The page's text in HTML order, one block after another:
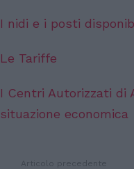
I nidi e i posti
Le Tariffe
I Centri Autorizzati di
situazione economica
Articolo precedente